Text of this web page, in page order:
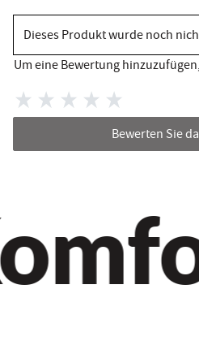
Dieses Produkt wurde noch
Um eine Bewertung
Bewerten Sie